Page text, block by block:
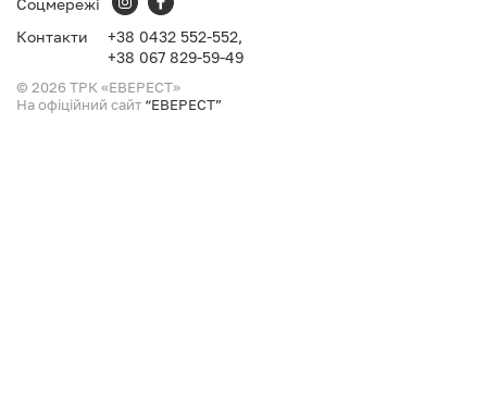
© 2026 ТРК «ЕВЕРЕСТ»
На офіційний сайт “ЕВЕРЕСТ”
Контакти +38 0432 552-552,
+38 067 829-59-49
Соцмережі